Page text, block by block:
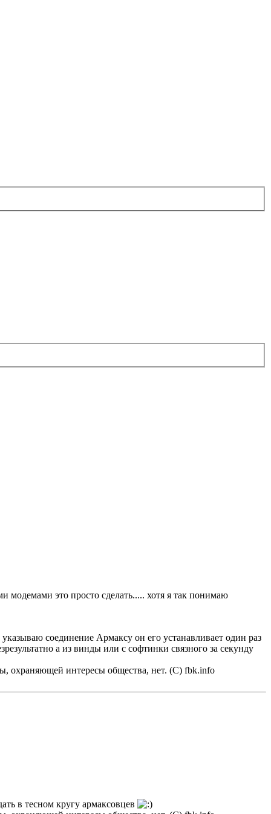
модемами это просто сделать..... хотя я так понимаю
соединение Армаксу он его устанавливает один раз
а из винды или с софтинки связного за секунду
охраняющей интересы общества, нет. (С) fbk.info
в тесном кругу армаксовцев